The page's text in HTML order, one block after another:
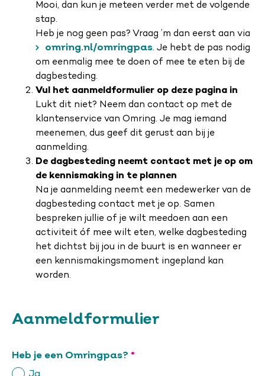
Mooi, dan kun je meteen verder met de volgende
stap.
Heb je nog geen pas? Vraag ’m dan eerst aan via
omring.nl/omringpas. Je hebt de pas nodig
om eenmalig mee te doen of mee te eten bij de
dagbesteding.
Vul het aanmeldformulier op deze pagina in
Lukt dit niet? Neem dan contact op met de
klantenservice van Omring. Je mag iemand
meenemen, dus geef dit gerust aan bij je
aanmelding.
De dagbesteding neemt contact met je op om
de kennismaking in te plannen
Na je aanmelding neemt een medewerker van de
dagbesteding contact met je op. Samen
bespreken jullie of je wilt meedoen aan een
activiteit óf mee wilt eten, welke dagbesteding
het dichtst bij jou in de buurt is en wanneer er
een kennismakingsmoment ingepland kan
worden.
Aanmeldformulier
Heb je een Omringpas? Verplicht